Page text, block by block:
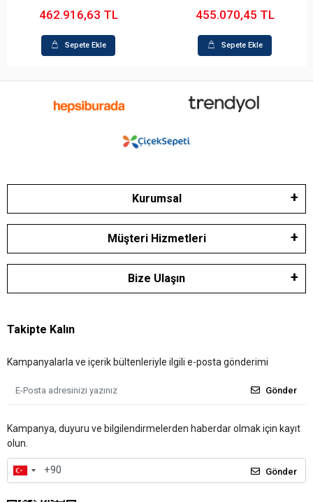
462.916,63 TL
Sepete Ekle
455.070,45 TL
Sepete Ekle
Kurumsal
Müşteri Hizmetleri
Bize Ulaşın
Takipte Kalın
Kampanyalarla ve içerik bültenleriyle ilgili e-posta gönderimi
Gönder
Kampanya, duyuru ve bilgilendirmelerden haberdar olmak için kayıt
olun.
Gönder